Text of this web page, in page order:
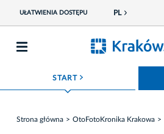
UŁATWIENIA DOSTĘPU PL
START ROZWIŃ MENU
Strona główna OtoFotoKronika Krakowa